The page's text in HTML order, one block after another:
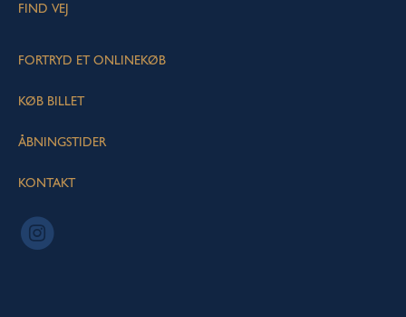
FIND VEJ
FORTRYD ET ONLINEKØB
KØB BILLET
ÅBNINGSTIDER
KONTAKT